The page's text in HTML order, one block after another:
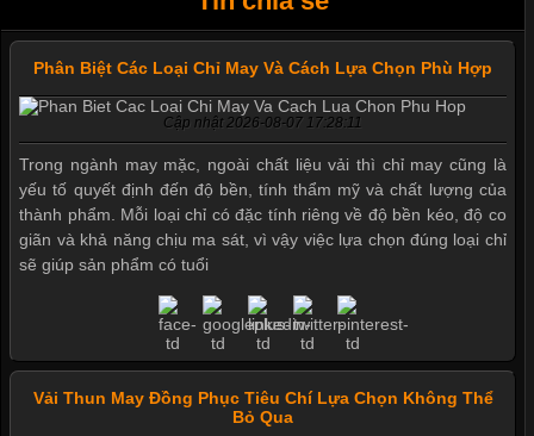
Phân Biệt Các Loại Chỉ May Và Cách Lựa Chọn Phù Hợp
Cập nhật 2026-08-07 17:28:11
Trong ngành may mặc, ngoài chất liệu vải thì chỉ may cũng là
yếu tố quyết định đến độ bền, tính thẩm mỹ và chất lượng của
thành phẩm. Mỗi loại chỉ có đặc tính riêng về độ bền kéo, độ co
giãn và khả năng chịu ma sát, vì vậy việc lựa chọn đúng loại chỉ
sẽ giúp sản phẩm có tuổi
Vải Thun May Đồng Phục Tiêu Chí Lựa Chọn Không Thể
Bỏ Qua